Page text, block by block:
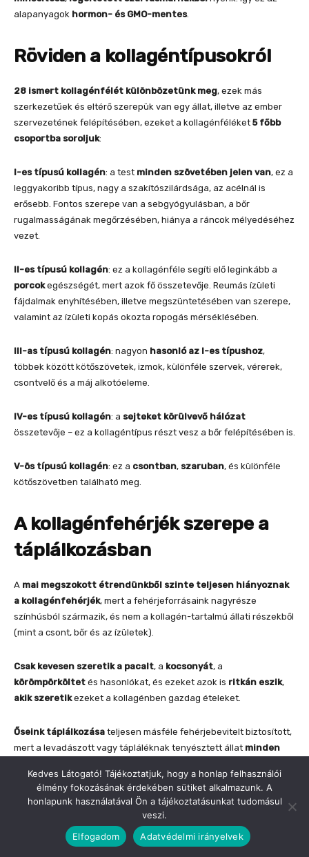
Kedves Látogató! Tájékoztatjuk, hogy a honlap felhasználói
élmény fokozásának érdekében sütiket alkalmazunk. A
honlapunk használatával Ön a tájékoztatásunkat tudomásul
veszi.
Elfogadom
Adatvédelmi irányelvek